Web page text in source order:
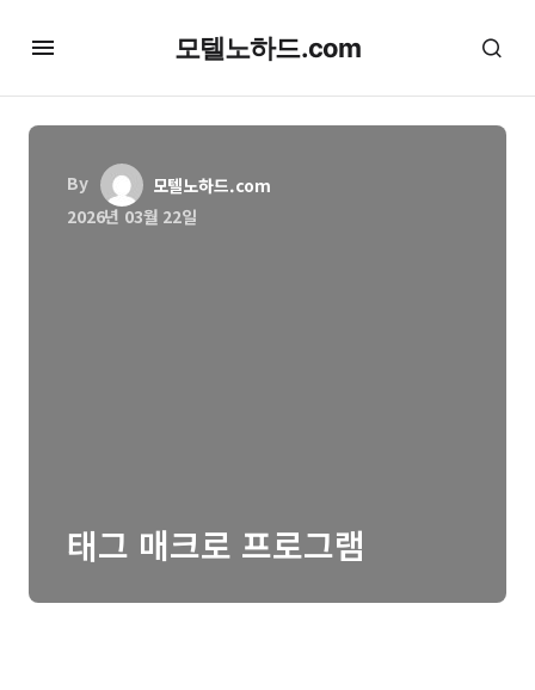
모텔노하드.com
By
모텔노하드.com
2026년 03월 22일
태그 매크로 프로그램